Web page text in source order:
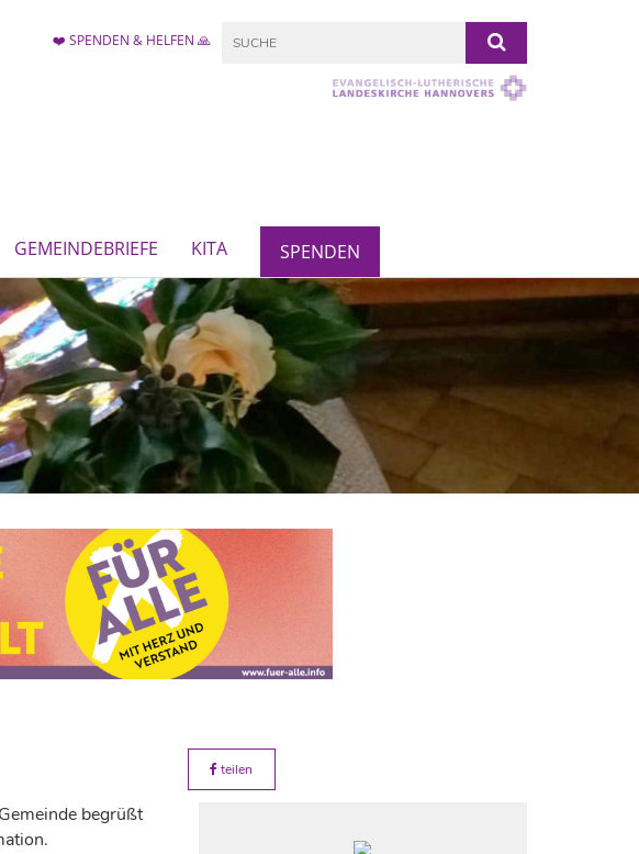
❤️ SPENDEN & HELFEN 🙏
GEMEINDEBRIEFE KITA SPENDEN
teilen
begrüßt